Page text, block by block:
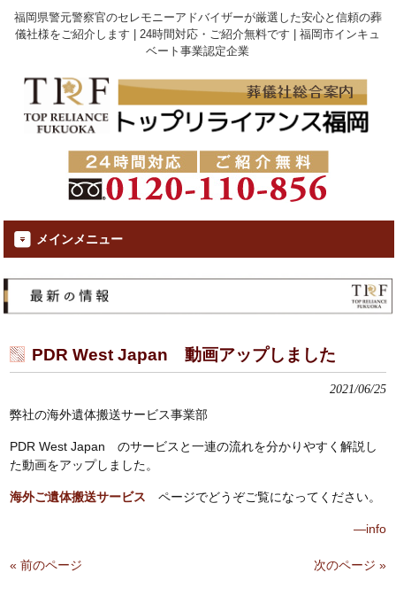
福岡県警元警察官のセレモニーアドバイザーが厳選した安心と信頼の葬
儀社様をご紹介します | 24時間対応・ご紹介無料です | 福岡市インキュ
ベート事業認定企業
メインメニュー
PDR West Japan 動画アップしました
2021/06/25
弊社の海外遺体搬送サービス事業部
PDR West Japan のサービスと一連の流れを分かりやすく解説し
た動画をアップしました。
海外ご遺体搬送サービス ページでどうぞご覧になってください。
—info
« 前のページ 次のページ »